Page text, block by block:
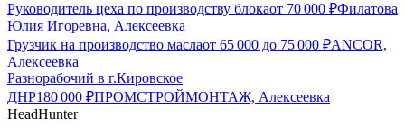
Руководитель цеха по производству блокаот 70 000 ₽Филатова
Юлия Игоревна, Алексеевка
Грузчик на производство маслаот 65 000 до 75 000 ₽ANCOR,
Алексеевка
Разнорабочий в г.Кировское
ДНР180 000 ₽ПРОМСТРОЙМОНТАЖ, Алексеевка
HeadHunter